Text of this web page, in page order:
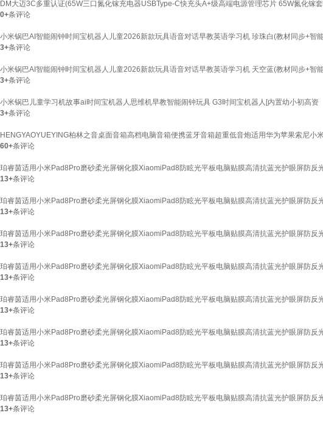
DM大迈3C多重认证(65W三口氮化镓充电器USBType-C快充头A+级高端电源管理芯片 65W氮化镓
0+条评论
小米锅巴AI智能闹钟时间宝机器人儿童2026新款玩具语音对话早教英语学习机 珍珠白(教材同步+智
3+条评论
小米锅巴AI智能闹钟时间宝机器人儿童2026新款玩具语音对话早教英语学习机 天空蓝(教材同步+智
3+条评论
小米锅巴儿童学习机故事ai时间宝机器人思维机早教智能闹钟玩具 G3时间宝机器人[内置幼小初高资
3+条评论
HENGYAOYUEYING柏林之音桌面音箱高档电脑音箱便携蓝牙音箱超重低音炮适用华为苹果索尼小
60+条评论
珀睿茵适用小米Pad8Pro磨砂柔光屏钢化膜XiaomiPad8防眩光平板电脑贴膜高清抗蓝光护眼屏防
13+条评论
珀睿茵适用小米Pad8Pro磨砂柔光屏钢化膜XiaomiPad8防眩光平板电脑贴膜高清抗蓝光护眼屏防反
13+条评论
珀睿茵适用小米Pad8Pro磨砂柔光屏钢化膜XiaomiPad8防眩光平板电脑贴膜高清抗蓝光护眼屏防
13+条评论
珀睿茵适用小米Pad8Pro磨砂柔光屏钢化膜XiaomiPad8防眩光平板电脑贴膜高清抗蓝光护眼屏防反
13+条评论
珀睿茵适用小米Pad8Pro磨砂柔光屏钢化膜XiaomiPad8防眩光平板电脑贴膜高清抗蓝光护眼屏防反
13+条评论
珀睿茵适用小米Pad8Pro磨砂柔光屏钢化膜XiaomiPad8防眩光平板电脑贴膜高清抗蓝光护眼屏防
13+条评论
珀睿茵适用小米Pad8Pro磨砂柔光屏钢化膜XiaomiPad8防眩光平板电脑贴膜高清抗蓝光护眼屏防
13+条评论
珀睿茵适用小米Pad8Pro磨砂柔光屏钢化膜XiaomiPad8防眩光平板电脑贴膜高清抗蓝光护眼屏防
13+条评论